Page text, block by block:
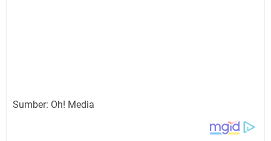
Sumber: Oh! Media